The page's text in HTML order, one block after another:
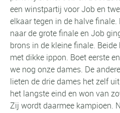
een winstpartij voor Job en
elkaar tegen in de halve
naar de grote finale en Job
brons in de kleine finale.
met dikke ippon. Boet eerste
we nog onze dames. De
lieten de drie dames het zelf
het langste eind en won van
Zij wordt daarmee kampioen.